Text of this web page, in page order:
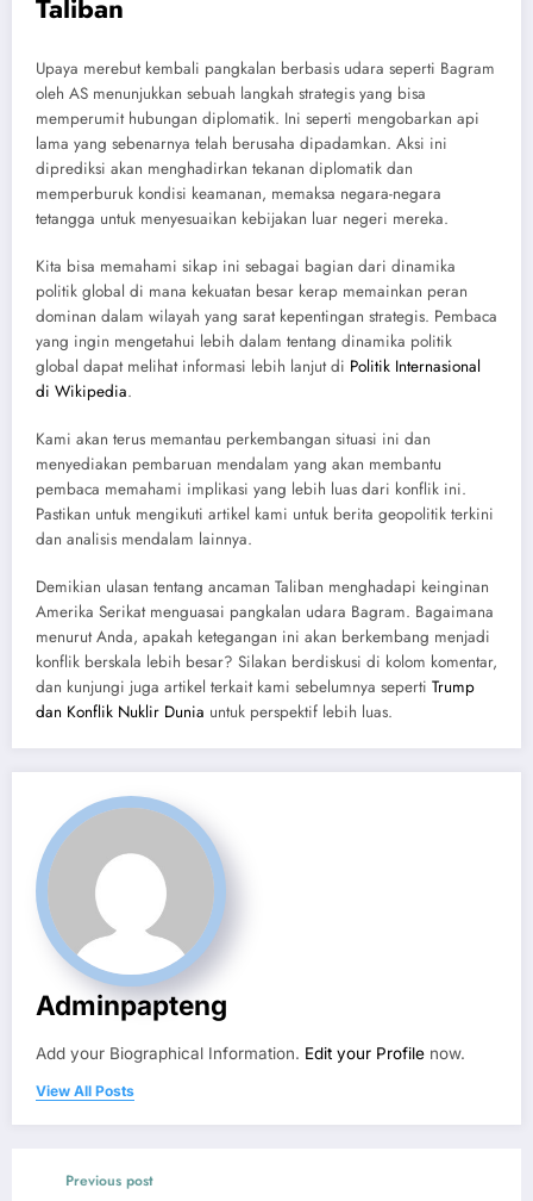
Taliban
Upaya merebut kembali pangkalan berbasis udara seperti Bagram
oleh AS menunjukkan sebuah langkah strategis yang bisa
memperumit hubungan diplomatik. Ini seperti mengobarkan api
lama yang sebenarnya telah berusaha dipadamkan. Aksi ini
diprediksi akan menghadirkan tekanan diplomatik dan
memperburuk kondisi keamanan, memaksa negara-negara
tetangga untuk menyesuaikan kebijakan luar negeri mereka.
Kita bisa memahami sikap ini sebagai bagian dari dinamika
politik global di mana kekuatan besar kerap memainkan peran
dominan dalam wilayah yang sarat kepentingan strategis. Pembaca
yang ingin mengetahui lebih dalam tentang dinamika politik
global dapat melihat informasi lebih lanjut di Politik Internasional
di Wikipedia.
Kami akan terus memantau perkembangan situasi ini dan
menyediakan pembaruan mendalam yang akan membantu
pembaca memahami implikasi yang lebih luas dari konflik ini.
Pastikan untuk mengikuti artikel kami untuk berita geopolitik terkini
dan analisis mendalam lainnya.
Demikian ulasan tentang ancaman Taliban menghadapi keinginan
Amerika Serikat menguasai pangkalan udara Bagram. Bagaimana
menurut Anda, apakah ketegangan ini akan berkembang menjadi
konflik berskala lebih besar? Silakan berdiskusi di kolom komentar,
dan kunjungi juga artikel terkait kami sebelumnya seperti Trump
dan Konflik Nuklir Dunia untuk perspektif lebih luas.
Adminpapteng
Add your Biographical Information. Edit your Profile now.
View All Posts
Previous post